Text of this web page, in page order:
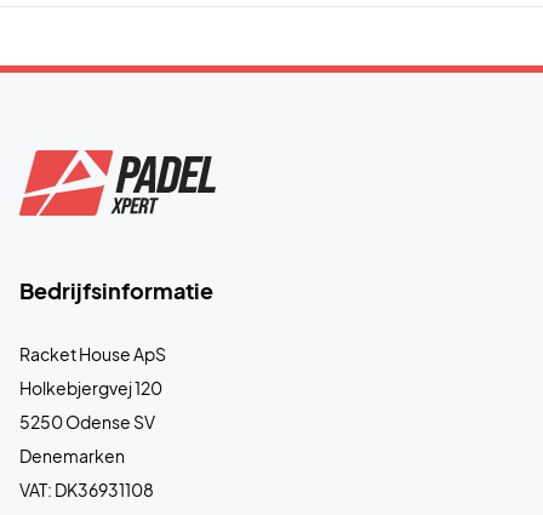
Bedrijfsinformatie
Racket House ApS
Holkebjergvej 120
5250 Odense SV
Denemarken
VAT: DK36931108